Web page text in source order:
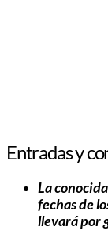
Entradas y
La
fechas de
llevará por